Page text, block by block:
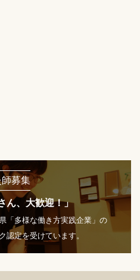
募集
ん、大歓迎！」
「多様な働き方実践企業」の
を受けています。